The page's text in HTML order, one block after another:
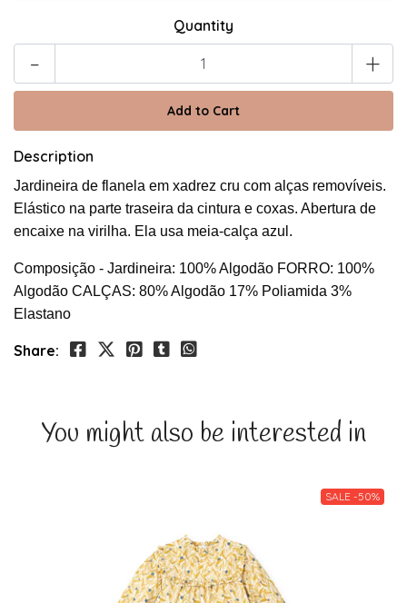
Quantity
- +
Description
Jardineira de flanela em xadrez cru com alças removíveis.
Elástico na parte traseira da cintura e coxas. Abertura de
encaixe na virilha. Ela usa meia-calça azul.
Composição - Jardineira: 100% Algodão FORRO: 100%
Algodão CALÇAS: 80% Algodão 17% Poliamida 3%
Elastano
Share:
You might also be interested in
SALE -50%